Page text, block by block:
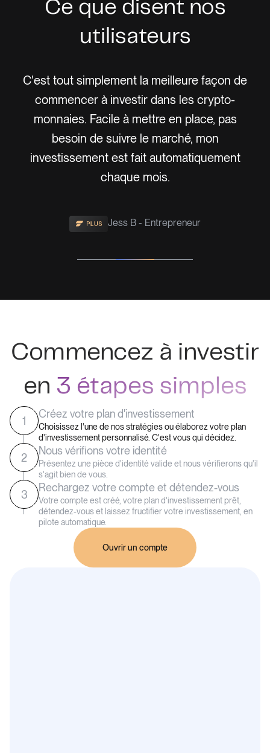
Ce que disent nos
utilisateurs
C'est tout simplement la meilleure façon de
commencer à investir dans les crypto-
monnaies. Facile à mettre en place, pas
besoin de suivre le marché, mon
investissement est fait automatiquement
chaque mois.
Jess B - Entrepreneur
Commencez à investir
en 3 étapes simples
1
Créez votre plan d'investissement
Choisissez l'une de nos stratégies ou élaborez votre plan
d'investissement personnalisé. C'est vous qui décidez.
2
Nous vérifions votre identité
Présentez une pièce d'identité valide et nous vérifierons qu'il
s'agit bien de vous.
3
Rechargez votre compte et détendez-vous
Votre compte est créé, votre plan d'investissement prêt,
détendez-vous et laissez fructifier votre investissement, en
pilote automatique.
Ouvrir un compte